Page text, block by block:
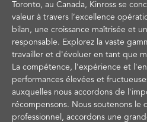
Toronto, au Canada, Kinross se
valeur à travers l’excellence
bilan, une croissance maîtrisée et
responsable. Explorez la vaste
travailler et d'évoluer en tant que
La compétence, l'expérience et
performances élevées et
auxquelles nous accordons de
récompensons. Nous soutenons le
professionnel, accordons une